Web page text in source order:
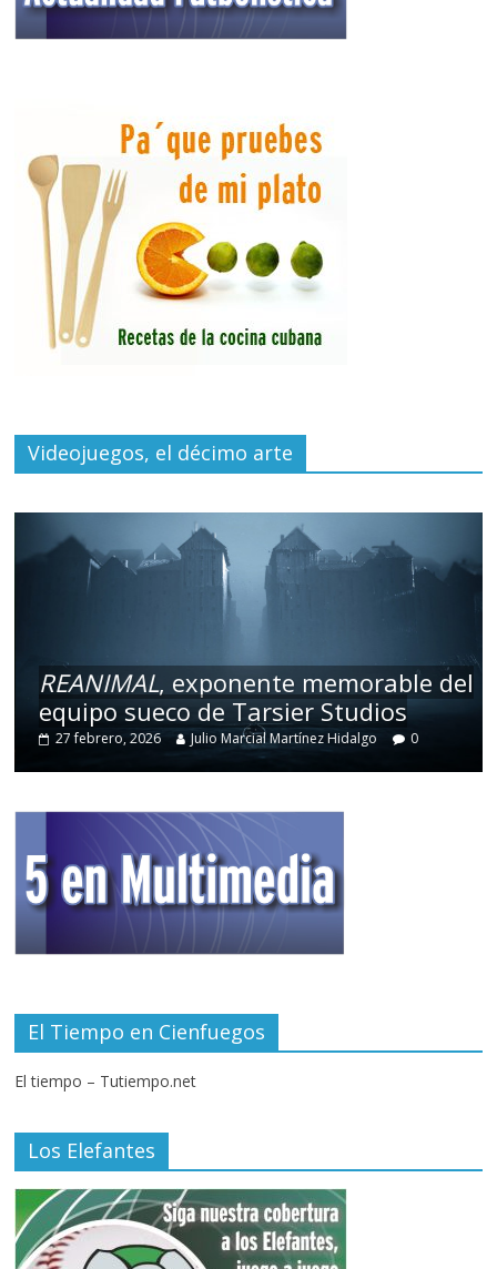
Videojuegos, el décimo arte
REANIMAL, exponente memorable del
equipo sueco de Tarsier Studios
27 febrero, 2026 Julio Marcial Martínez Hidalgo 0
El Tiempo en Cienfuegos
El tiempo – Tutiempo.net
Los Elefantes